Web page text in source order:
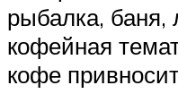
рыбалка,
кофейная
кофе